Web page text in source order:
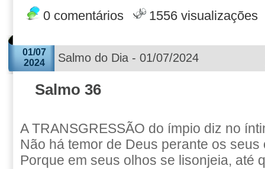
0 comentários 1556 visualizações
01/07
2024
Salmo do Dia - 01/07/2024
Salmo 36
A TRANSGRESSÃO do ímpio diz no
Não há temor de Deus perante os seus
Porque em seus olhos se lisonjeia, até